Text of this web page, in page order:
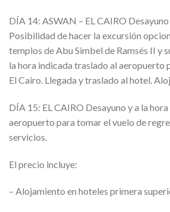
DÍA 14: ASWAN – EL CAIRO
Posibilidad de hacer la excursión
templos de Abu Simbel de Ramsés II y
la hora indicada traslado al aeropuerto
El Cairo. Llegada y traslado al hotel.
DÍA 15: EL CAIRO Desayuno y a la
aeropuerto para tomar el vuelo de
servicios.
El precio incluye:
– Alojamiento en hoteles primera